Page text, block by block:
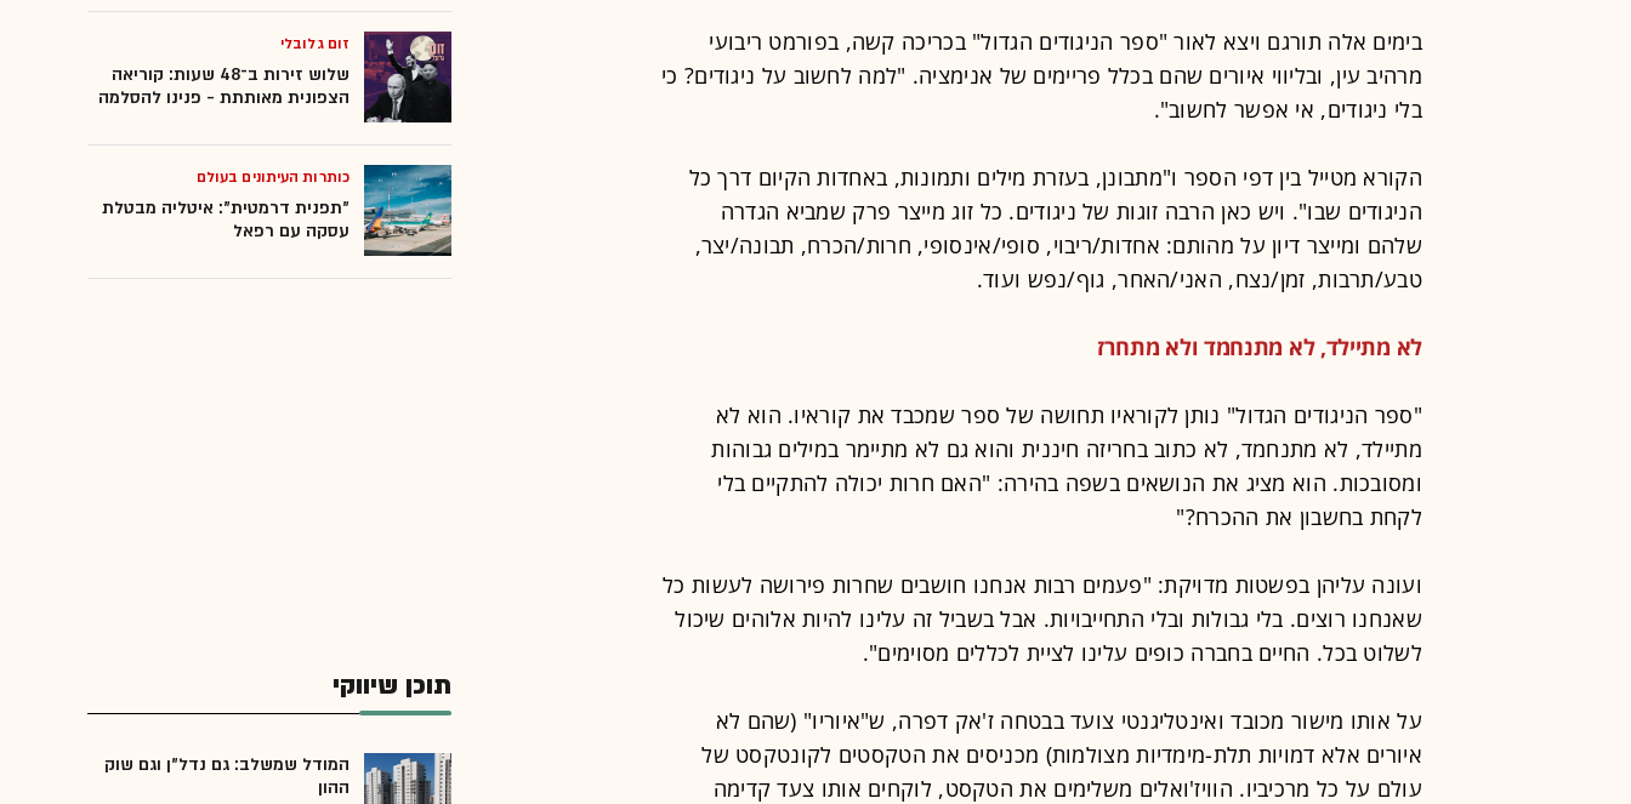
בימים אלה תורגם ויצא לאור "ספר הניגודים הגדול" בכריכה קשה, בפורמט ריבועי
מרהיב עין, ובליווי איורים שהם בכלל פריימים של אנימציה. "למה לחשוב על ניגודים? כי
בלי ניגודים, אי אפשר לחשוב".
הקורא מטייל בין דפי הספר ו"מתבונן, בעזרת מילים ותמונות, באחדות הקיום דרך כל
הניגודים שבו". ויש כאן הרבה זוגות של ניגודים. כל זוג מייצר פרק שמביא הגדרה
שלהם ומייצר דיון על מהותם: אחדות/ריבוי, סופי/אינסופי, חרות/הכרח, תבונה/יצר,
טבע/תרבות, זמן/נצח, האני/האחר, גוף/נפש ועוד.
לא מתיילד, לא מתנחמד ולא מתחרז
"ספר הניגודים הגדול" נותן לקוראיו תחושה של ספר שמכבד את קוראיו. הוא לא
מתיילד, לא מתנחמד, לא כתוב בחריזה חיננית והוא גם לא מתיימר במילים גבוהות
ומסובכות. הוא מציג את הנושאים בשפה בהירה: "האם חרות יכולה להתקיים בלי
לקחת בחשבון את ההכרח?"
ועונה עליהן בפשטות מדויקת: "פעמים רבות אנחנו חושבים שחרות פירושה לעשות כל
שאנחנו רוצים. בלי גבולות ובלי התחייבויות. אבל בשביל זה עלינו להיות אלוהים שיכול
לשלוט בכל. החיים בחברה כופים עלינו לציית לכללים מסוימים".
על אותו מישור מכובד ואינטליגנטי צועד בבטחה ז'אק דפרה, ש"איוריו" (שהם לא
איורים אלא דמויות תלת-מימדיות מצולמות) מכניסים את הטקסטים לקונטקסט של
עולם על כל מרכיביו. הוויז'ואלים משלימים את הטקסט, לוקחים אותו צעד קדימה
זום גלובלי
שלוש זירות ב־48 שעות: קוריאה
הצפונית מאותתת - פנינו להסלמה
כותרות העיתונים בעולם
"תפנית דרמטית": איטליה מבטלת
עסקה עם רפאל
תוכן שיווקי
המודל שמשלב: גם נדל"ן וגם שוק
ההון